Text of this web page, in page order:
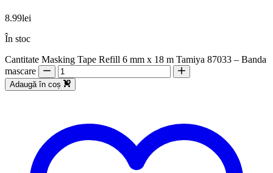
8.99lei
În stoc
Cantitate Masking Tape Refill 6 mm x 18 m Tamiya 87033 – Banda
mascare
Adaugă în coș